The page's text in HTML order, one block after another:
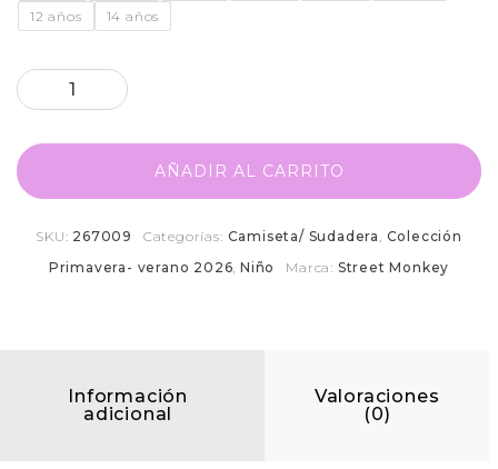
12 años
14 años
AÑADIR AL CARRITO
SKU: 267009 Categorías: Camiseta/ Sudadera Colección
Primavera- verano 2026 ,Niño Marca: Street Monkey
Información
adicional
Valoraciones
(0)